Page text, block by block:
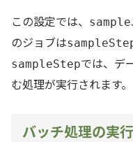
この設定では、
のジョブは
sampleStepでは、デ
む処理が実行されます。
バッチ処理の実